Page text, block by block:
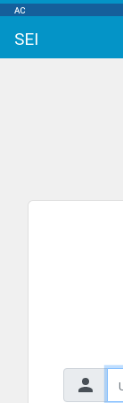
AC
SEI